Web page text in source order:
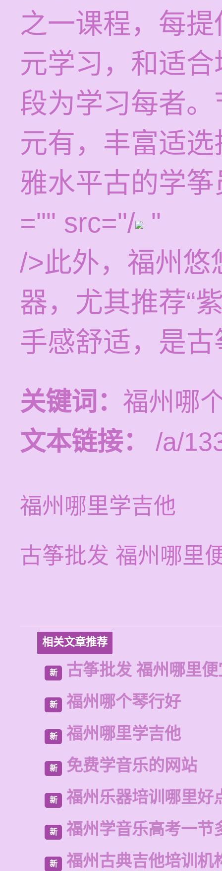
之一课程，每
元学习，和适
段为学习每者
元有，丰富适
雅水平古的学筝
="" src="/ "
/>此外，福州悠
器，尤其推荐“
手感舒适，是
关键词： 福州哪
文本链接：
/a/
福州哪里学吉他
古筝批发 福州哪里
相关文章推荐
新 古筝批发 福州哪里
新 福州哪个琴行好
新 福州哪里学吉他
新 免费学音乐的网站
新 福州乐器培训哪里好
新 福州学音乐高考一节
新 福州古典吉他培训机